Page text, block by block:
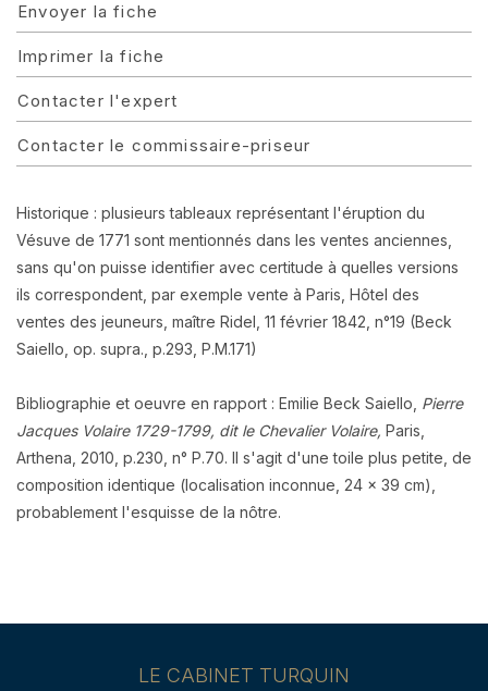
Envoyer la fiche
Imprimer la fiche
Contacter l'expert
Contacter le commissaire-priseur
Historique : plusieurs tableaux représentant l'éruption du
Vésuve de 1771 sont mentionnés dans les ventes anciennes,
sans qu'on puisse identifier avec certitude à quelles versions
ils correspondent, par exemple vente à Paris, Hôtel des
ventes des jeuneurs, maître Ridel, 11 février 1842, n°19 (Beck
Saiello, op. supra., p.293, P.M.171)
Bibliographie et oeuvre en rapport : Emilie Beck Saiello, Pierre
Jacques Volaire 1729-1799, dit le Chevalier Volaire, Paris,
Arthena, 2010, p.230, n° P.70. Il s'agit d'une toile plus petite, de
composition identique (localisation inconnue, 24 x 39 cm),
probablement l'esquisse de la nôtre.
LE CABINET TURQUIN